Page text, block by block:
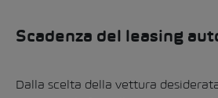
Scadenza del leasing
Dalla scelta della vettura